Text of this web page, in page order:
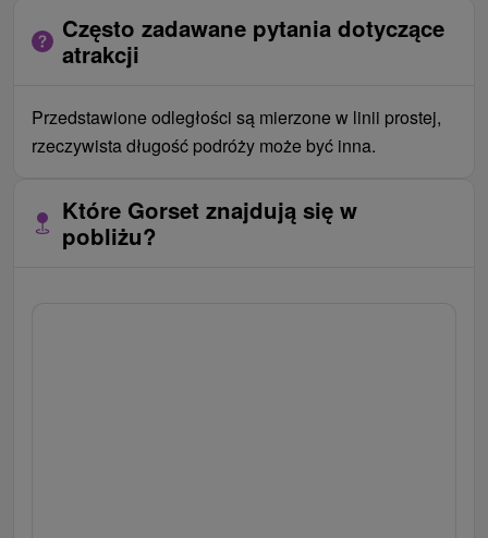
Często zadawane pytania dotyczące
atrakcji
Przedstawione odległości są mierzone w linii prostej,
rzeczywista długość podróży może być inna.
Które Gorset znajdują się w
pobliżu?